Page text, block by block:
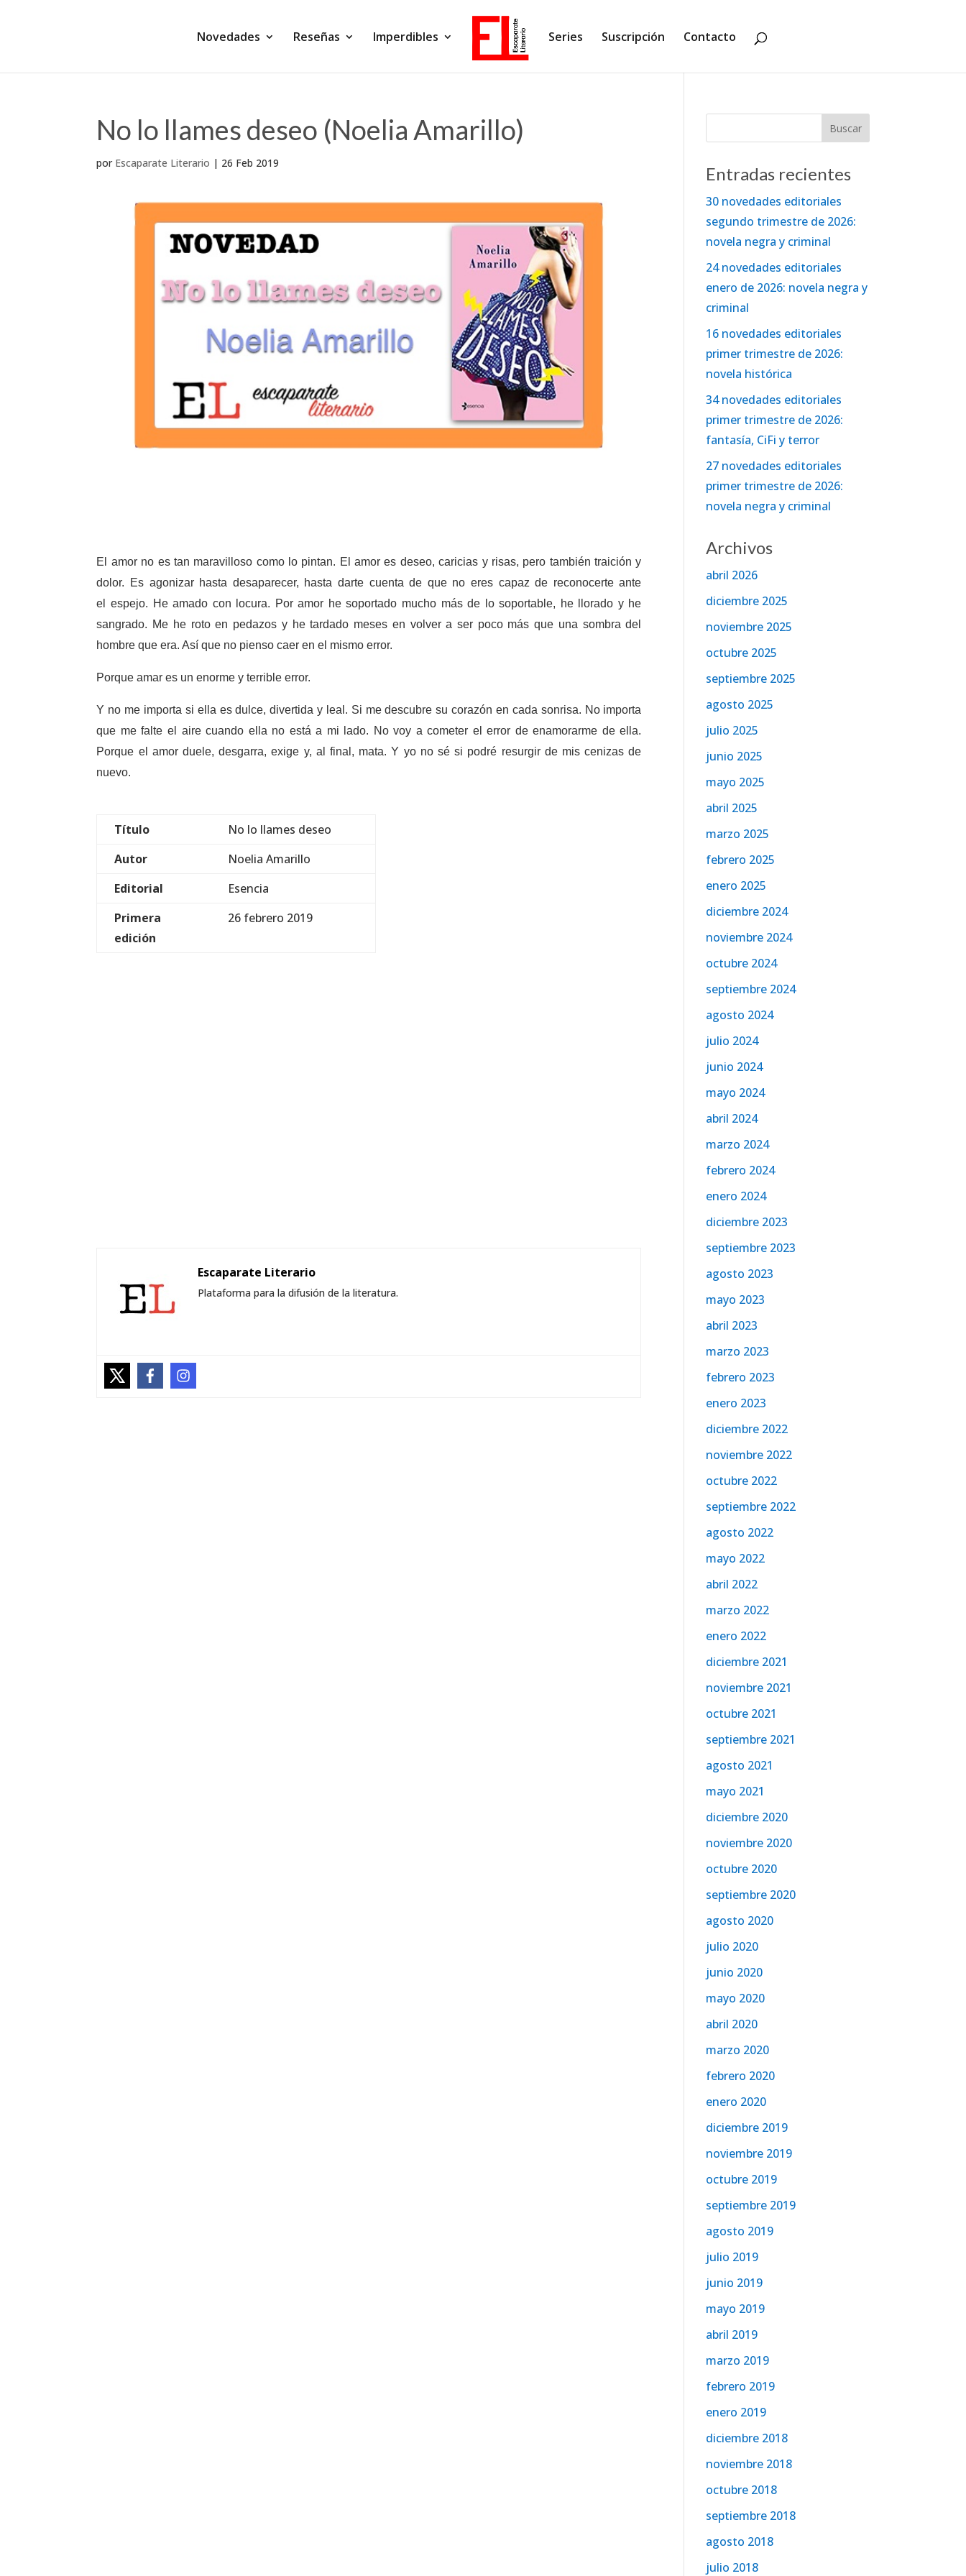
Novedades Reseñas Imperdibles Series Suscripción Contacto
No lo llames deseo (Noelia Amarillo)
por Escaparate Literario | 26 Feb 2019
El amor no es tan maravilloso como lo pintan. El amor es deseo, caricias y risas, pero también traición y
dolor. Es agonizar hasta desaparecer, hasta darte cuenta de que no eres capaz de reconocerte ante
el espejo. He amado con locura. Por amor he soportado mucho más de lo soportable, he llorado y he
sangrado. Me he roto en pedazos y he tardado meses en volver a ser poco más que una sombra del
hombre que era. Así que no pienso caer en el mismo error.
Porque amar es un enorme y terrible error.
Y no me importa si ella es dulce, divertida y leal. Si me descubre su corazón en cada sonrisa. No importa
que me falte el aire cuando ella no está a mi lado. No voy a cometer el error de enamorarme de ella.
Porque el amor duele, desgarra, exige y, al final, mata. Y yo no sé si podré resurgir de mis cenizas de
nuevo.
Título
No lo llames deseo
Autor
Noelia Amarillo
Editorial
Esencia
Primera
edición
26 febrero 2019
Escaparate Literario
Plataforma para la difusión de la literatura.
Entradas recientes
30 novedades editoriales
segundo trimestre de 2026:
novela negra y criminal
24 novedades editoriales
enero de 2026: novela negra y
criminal
16 novedades editoriales
primer trimestre de 2026:
novela histórica
34 novedades editoriales
primer trimestre de 2026:
fantasía, CiFi y terror
27 novedades editoriales
primer trimestre de 2026:
novela negra y criminal
Archivos
abril 2026
diciembre 2025
noviembre 2025
octubre 2025
septiembre 2025
agosto 2025
julio 2025
junio 2025
mayo 2025
abril 2025
marzo 2025
febrero 2025
enero 2025
diciembre 2024
noviembre 2024
octubre 2024
septiembre 2024
agosto 2024
julio 2024
junio 2024
mayo 2024
abril 2024
marzo 2024
febrero 2024
enero 2024
diciembre 2023
septiembre 2023
agosto 2023
mayo 2023
abril 2023
marzo 2023
febrero 2023
enero 2023
diciembre 2022
noviembre 2022
octubre 2022
septiembre 2022
agosto 2022
mayo 2022
abril 2022
marzo 2022
enero 2022
diciembre 2021
noviembre 2021
octubre 2021
septiembre 2021
agosto 2021
mayo 2021
diciembre 2020
noviembre 2020
octubre 2020
septiembre 2020
agosto 2020
julio 2020
junio 2020
mayo 2020
abril 2020
marzo 2020
febrero 2020
enero 2020
diciembre 2019
noviembre 2019
octubre 2019
septiembre 2019
agosto 2019
julio 2019
junio 2019
mayo 2019
abril 2019
marzo 2019
febrero 2019
enero 2019
diciembre 2018
noviembre 2018
octubre 2018
septiembre 2018
agosto 2018
julio 2018